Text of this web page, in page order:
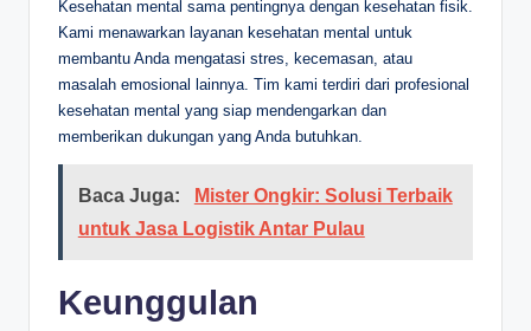
Kesehatan mental sama pentingnya dengan kesehatan fisik.
Kami menawarkan layanan kesehatan mental untuk
membantu Anda mengatasi stres, kecemasan, atau
masalah emosional lainnya. Tim kami terdiri dari profesional
kesehatan mental yang siap mendengarkan dan
memberikan dukungan yang Anda butuhkan.
Baca Juga:
Mister Ongkir: Solusi Terbaik
untuk Jasa Logistik Antar Pulau
Keunggulan